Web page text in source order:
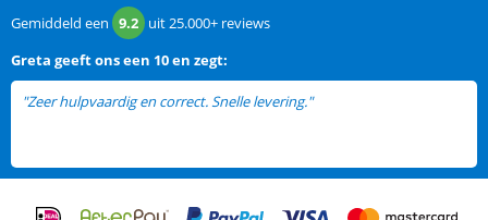
Gemiddeld een 9.2 uit25.000+ reviews
Greta geeft ons een 10 en zegt:
"Zeer hulpvaardig en correct. Snelle levering."